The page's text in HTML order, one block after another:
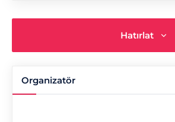
Hatırlat
Organizatör